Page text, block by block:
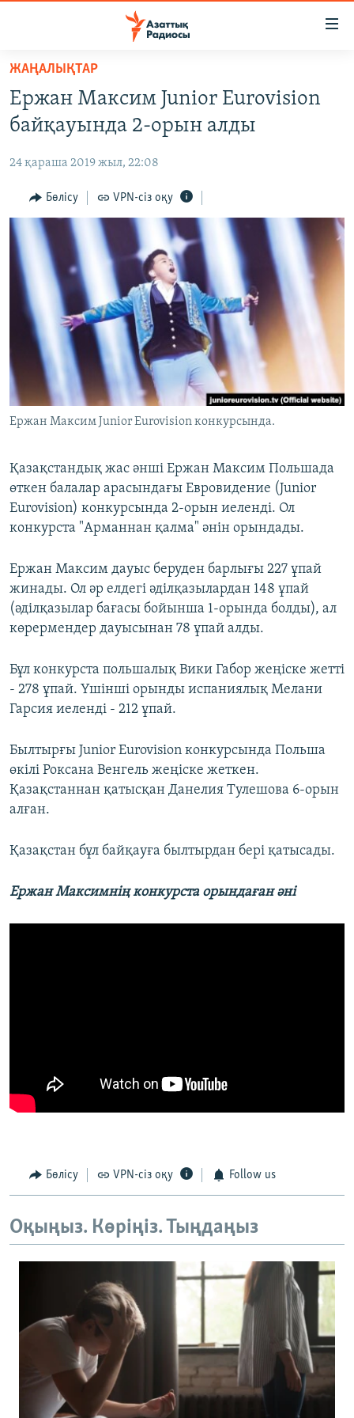
Skip
main
content
to
Navigation
Skip
Search
САЯСАТ
AZATTYQTV
ҚАҢТАР ОҚИҒАСЫ
АДАМ ҚҰҚЫҚТАРЫ
ӘЛЕУМЕТ
ӘЛЕМ
АРНАЙЫ ЖОБАЛАР
Русский
ЖАЗЫЛЫҢЫЗ
ЖАҢАЛЫҚТАР
Ержан Максим Junior Eurovision
байқауында 2-орын алды
24 қараша 2019 жыл, 22:08
Бөлісу VPN-сіз оқу
Ержан Максим Junior Eurovision конкурсында.
Қазақстандық жас әнші Ержан Максим Польшада
өткен балалар арасындағы Евровидение (Junior
Eurovision) конкурсында 2-орын иеленді. Ол
конкурста "Арманнан қалма" әнін орындады.
Ержан Максим дауыс беруден барлығы 227 ұпай
жинады. Ол әр елдегі әділқазылардан 148 ұпай
(әділқазылар бағасы бойынша 1-орында болды), ал
көрермендер дауысынан 78 ұпай алды.
Бұл конкурста польшалық Вики Габор жеңіске жетті
- 278 ұпай. Үшінші орынды испаниялық Мелани
Гарсия иеленді - 212 ұпай.
Былтырғы Junior Eurovision конкурсында Польша
өкілі Роксана Венгель жеңіске жеткен.
Қазақстаннан қатысқан Данелия Тулешова 6-орын
алған.
Қазақстан бұл байқауға былтырдан бері қатысады.
Ержан Максимнің конкурста орындаған әні
Бөлісу VPN-сіз оқу Follow us
Оқыңыз. Көріңіз. Тыңдаңыз